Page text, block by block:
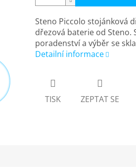
Steno Piccolo stojánková
dřezová baterie od Steno.
poradenství a výběr se
Detailní informace
TISK ZEPTAT SE